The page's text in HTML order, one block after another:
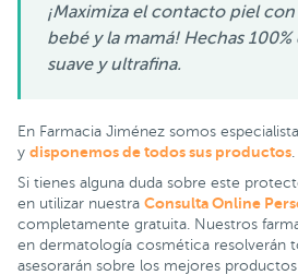
¡Maximiza el contacto piel
bebé y la mamá! Hechas
suave y ultrafina.
En Farmacia Jiménez somos
y disponemos de todos sus productos
Si tienes alguna duda sobre este
en utilizar nuestra Consulta Online
completamente gratuita. Nuestros
en dermatología cosmética resolverán
asesorarán sobre los mejores